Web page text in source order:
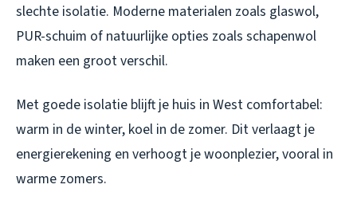
slechte isolatie. Moderne materialen zoals glaswol,
PUR-schuim of natuurlijke opties zoals schapenwol
maken een groot verschil.
Met goede isolatie blijft je huis in West comfortabel:
warm in de winter, koel in de zomer. Dit verlaagt je
energierekening en verhoogt je woonplezier, vooral in
warme zomers.